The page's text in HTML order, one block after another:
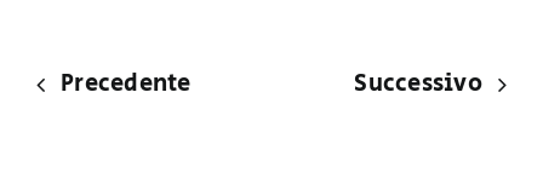
Precedente Successivo